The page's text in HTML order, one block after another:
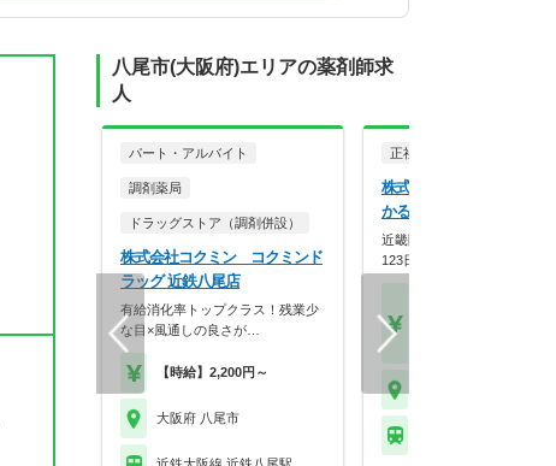
八尾市(大阪府)エリアの薬剤師求
人
パート・アルバイト
調剤薬局
ドラッグストア（調剤併設）
株式会社コクミン コクミンド
ラッグ 近鉄八尾店
有給消化率トップクラス！残業少
な目×風通しの良さが…
【時給】2,200円～
大阪府 八尾市
正社員
株式会社メディカルかる
かるがも薬局 八尾店
近畿圏に90店舗展開！年間
123日×スギHD母…